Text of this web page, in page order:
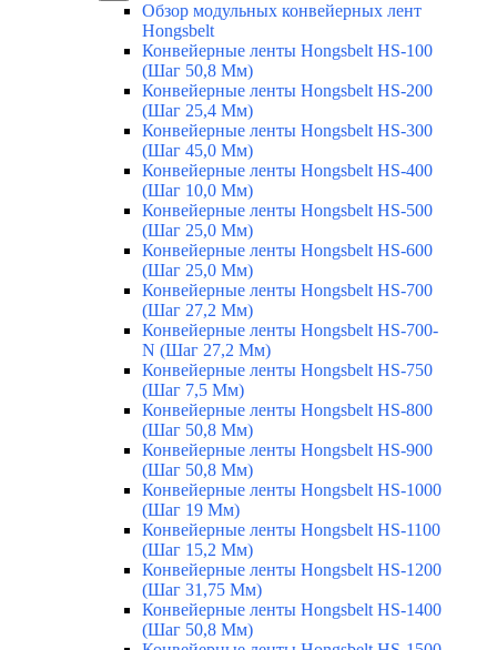
Обзор модульных конвейерных лент
Hongsbelt
Конвейерные ленты Hongsbelt HS-100
(Шаг 50,8 Мм)
Конвейерные ленты Hongsbelt HS-200
(Шаг 25,4 Мм)
Конвейерные ленты Hongsbelt HS-300
(Шаг 45,0 Мм)
Конвейерные ленты Hongsbelt HS-400
(Шаг 10,0 Мм)
Конвейерные ленты Hongsbelt HS-500
(Шаг 25,0 Мм)
Конвейерные ленты Hongsbelt HS-600
(Шаг 25,0 Мм)
Конвейерные ленты Hongsbelt HS-700
(Шаг 27,2 Мм)
Конвейерные ленты Hongsbelt HS-700-
N (Шаг 27,2 Мм)
Конвейерные ленты Hongsbelt HS-750
(Шаг 7,5 Мм)
Конвейерные ленты Hongsbelt HS-800
(Шаг 50,8 Мм)
Конвейерные ленты Hongsbelt HS-900
(Шаг 50,8 Мм)
Конвейерные ленты Hongsbelt HS-1000
(Шаг 19 Мм)
Конвейерные ленты Hongsbelt HS-1100
(Шаг 15,2 Мм)
Конвейерные ленты Hongsbelt HS-1200
(Шаг 31,75 Мм)
Конвейерные ленты Hongsbelt HS-1400
(Шаг 50,8 Мм)